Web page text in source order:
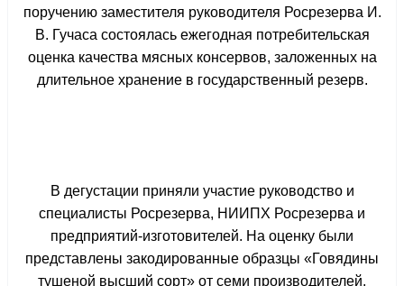
поручению заместителя руководителя Росрезерва И.
В. Гучаса состоялась ежегодная потребительская
оценка качества мясных консервов, заложенных на
длительное хранение в государственный резерв.
В дегустации приняли участие руководство и
специалисты Росрезерва, НИИПХ Росрезерва и
предприятий-изготовителей. На оценку были
представлены закодированные образцы «Говядины
тушеной высший сорт» от семи производителей,